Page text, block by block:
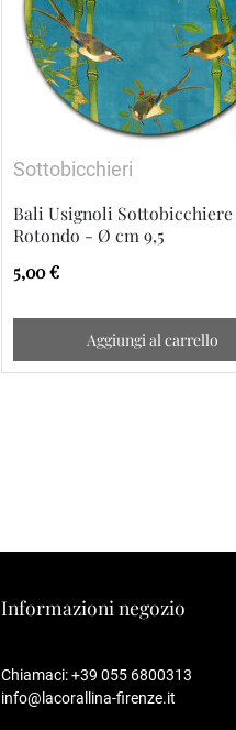
Sottobicchieri
Bali Usignoli Sottobicchiere
Rotondo - Ø cm 9,5
5,00 €
Aggiungi al carrello
Informazioni negozio
Chiamaci:+39 055 6800313
info@lacorallina-firenze.it